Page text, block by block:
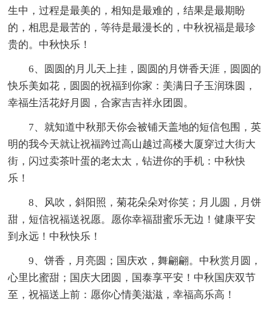
生中，过程是最美的，相知是最难的，结果是最期盼
的，相思是最苦的，等待是最漫长的，中秋祝福是最珍
贵的。中秋快乐！
6、圆圆的月儿天上挂，圆圆的月饼香天涯，圆圆的
快乐美如花，圆圆的祝福到你家：美满日子玉润珠圆，
幸福生活花好月圆，合家吉吉祥永团圆。
7、就知道中秋那天你会被铺天盖地的短信包围，英
明的我今天就让祝福跨过高山越过高楼大厦穿过大街大
街，闪过卖茶叶蛋的老太太，钻进你的手机：中秋快
乐！
8、风吹，斜阳照，菊花朵朵对你笑；月儿圆，月饼
甜，短信祝福送祝愿。愿你幸福甜蜜乐无边！健康平安
到永远！中秋快乐！
9、饼香，月亮圆；国庆欢，舞翩翩。中秋赏月圆，
心里比蜜甜；国庆大团圆，国泰享平安！中秋国庆双节
至，祝福送上前：愿你心情美滋滋，幸福高乐高！